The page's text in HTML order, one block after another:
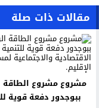
مقالات ذات صلة
مشروع مشروع الطاقة
ببوجدور دفعة قوية